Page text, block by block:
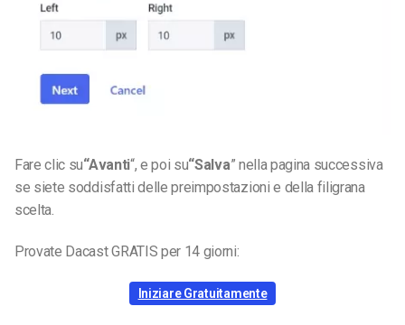
Fare clic su“Avanti“, e poi su“Salva” nella pagina successiva
se siete soddisfatti delle preimpostazioni e della filigrana
scelta.
Provate Dacast GRATIS per 14 giorni:
Iniziare Gratuitamente